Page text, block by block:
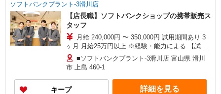
ソフトバンクプラント‐3滑川店
【店長職】ソフトバンクショップの携帯販売ス
タッフ
月給 240,000円 〜 350,000円 試用期間あり 3
ヶ月 月給25万円以上 ※経験・能力による 【試用
期間】月給 240000 円 〜 350000 円
■ソフトバンクプラント‐3滑川店 富山県 滑川
市 上島 460‐1
キープ 詳細を見る